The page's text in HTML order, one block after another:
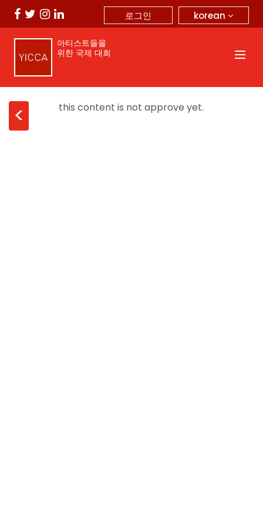
korean
로그인
아티스트들을
위한 국제 대회
< this content is not approve yet.